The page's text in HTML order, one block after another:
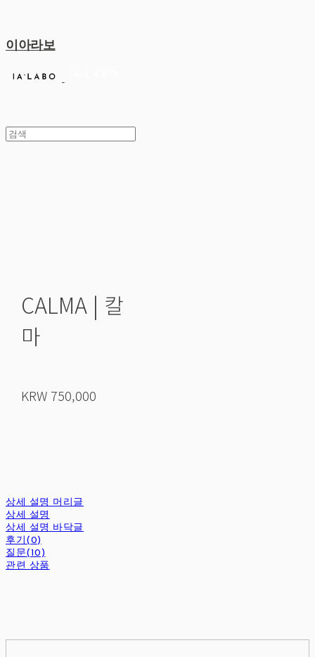
이아라보
CALMA | 칼
마
KRW 750,000
상세 설명 머리글
상세 설명
상세 설명 바닥글
후기(0)
질문(10)
관련 상품